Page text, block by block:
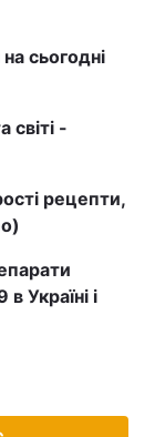
сьогодні
світі -
рецепти,
Україні і